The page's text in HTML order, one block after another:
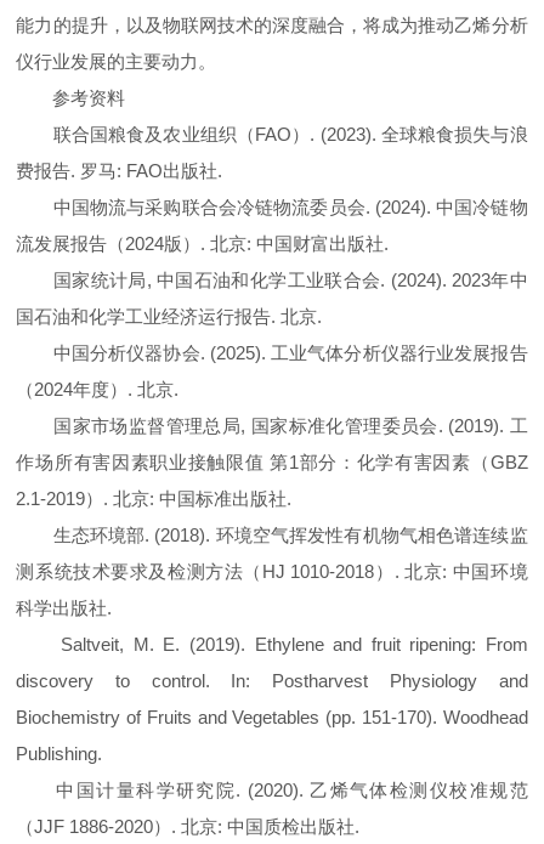
能力的提升，以及物联网技术的深度融合，将成为推动乙烯分析
仪行业发展的主要动力。
参考资料
联合国粮食及农业组织（FAO）. (2023). 全球粮食损失与浪
费报告. 罗马: FAO出版社.
中国物流与采购联合会冷链物流委员会. (2024). 中国冷链物
流发展报告（2024版）. 北京: 中国财富出版社.
国家统计局, 中国石油和化学工业联合会. (2024). 2023年中
国石油和化学工业经济运行报告. 北京.
中国分析仪器协会. (2025). 工业气体分析仪器行业发展报告
（2024年度）. 北京.
国家市场监督管理总局, 国家标准化管理委员会. (2019). 工
作场所有害因素职业接触限值 第1部分：化学有害因素（GBZ
2.1-2019）. 北京: 中国标准出版社.
生态环境部. (2018). 环境空气挥发性有机物气相色谱连续监
测系统技术要求及检测方法（HJ 1010-2018）. 北京: 中国环境
科学出版社.
Saltveit, M. E. (2019). Ethylene and fruit ripening: From
discovery to control. In: Postharvest Physiology and
Biochemistry of Fruits and Vegetables (pp. 151-170). Woodhead
Publishing.
中国计量科学研究院. (2020). 乙烯气体检测仪校准规范
（JJF 1886-2020）. 北京: 中国质检出版社.